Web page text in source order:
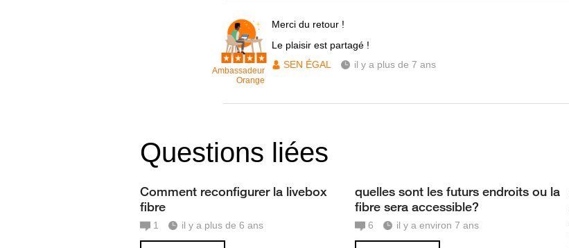
Ambassadeur
Orange
Merci du retour !
Le plaisir est partagé !
SEN ÉGAL
il y a plus de 7 ans
Questions liées
Comment reconfigurer la livebox
fibre
1 il y a plus de 6 ans
quelles sont les futurs endroits ou la
fibre sera accessible?
6 il y a environ 7 ans